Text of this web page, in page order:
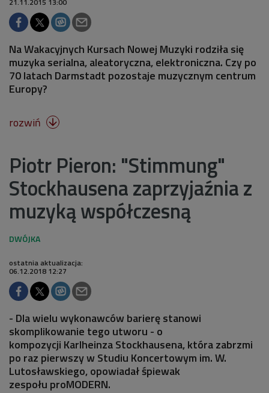
Na Wakacyjnych Kursach Nowej Muzyki rodziła się
muzyka serialna, aleatoryczna, elektroniczna. Czy po
70 latach Darmstadt pozostaje muzycznym centrum
Europy?
rozwiń 
Piotr Pieron: "Stimmung"
Stockhausena zaprzyjaźnia z
muzyką współczesną
ostatnia aktualizacja:
06.12.2018 12:27
- Dla wielu wykonawców barierę stanowi
skomplikowanie tego utworu - o
kompozycji Karlheinza Stockhausena, która zabrzmi
po raz pierwszy w Studiu Koncertowym im. W.
Lutosławskiego, opowiadał śpiewak
zespołu proMODERN.